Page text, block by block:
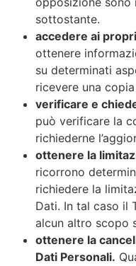
sottostante.
accedere ai
ottenere
su determinati
ricevere una
verificare e
può verificare la
richiederne
ottenere la
ricorrono
richiedere la
Dati. In tal caso il
alcun altro scopo
ottenere la
Dati Personali.